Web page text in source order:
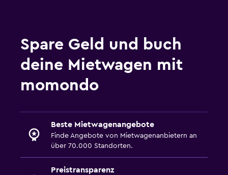
Spare Geld und buch
deine Mietwagen mit
momondo
Beste Mietwagenangebote
Finde Angebote von Mietwagenanbietern an
über 70.000 Standorten.
Preistransparenz